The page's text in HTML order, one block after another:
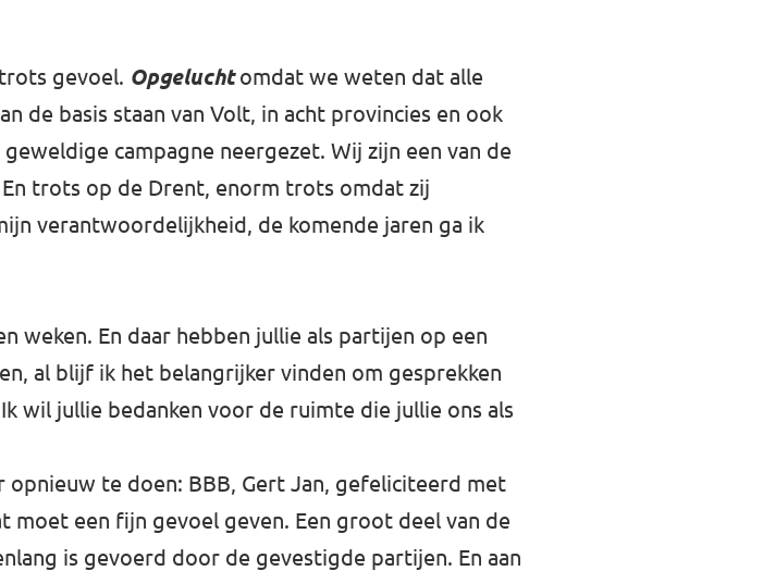
gevoel. Opgeluchtomdat we weten dat alle
de basis staan van Volt, in acht provincies en ook
campagne neergezet. Wij zijn een van de
trots op de Drent, enorm trots omdat zij
verantwoordelijkheid, de komende jaren ga ik
weken. En daar hebben jullie als partijen op een
al blijf ik het belangrijker vinden om gesprekken
wil jullie bedanken voor de ruimte die jullie ons als
te doen: BBB, Gert Jan, gefeliciteerd met
een fijn gevoel geven. Een groot deel van de
is gevoerd door de gevestigde partijen. En aan